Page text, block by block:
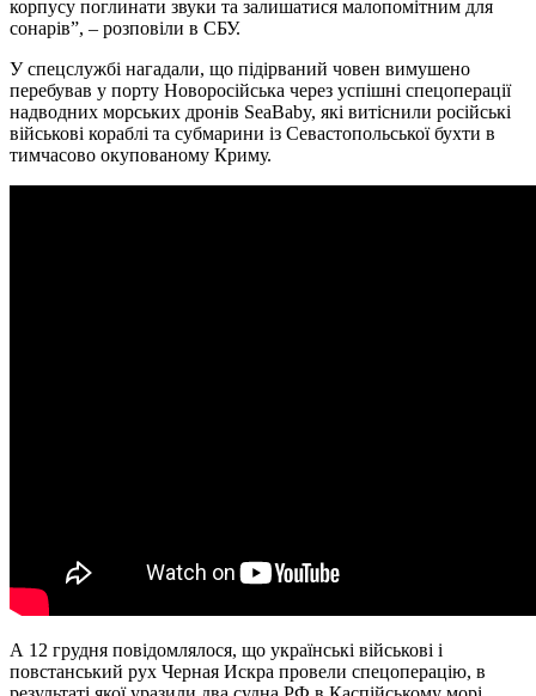
корпусу поглинати звуки та залишатися малопомітним для
сонарів”, – розповіли в СБУ.
У спецслужбі нагадали, що підірваний човен вимушено
перебував у порту Новоросійська через успішні спецоперації
надводних морських дронів SeaBaby, які витіснили російські
військові кораблі та субмарини із Севастопольської бухти в
тимчасово окупованому Криму.
А 12 грудня повідомлялося, що українські військові і
повстанський рух Черная Искра провели спецоперацію, в